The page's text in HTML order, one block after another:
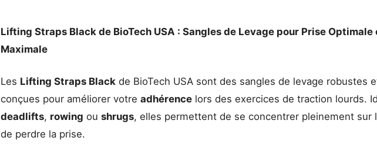
Lifting Straps Black de BioTech USA : Sanglеs de Levage pour Prise
Maximale
Les Lifting Straps Black de BioTech USA sont des sangles de levage robustes
conçues pour améliorer votre adhérence lors des exercices de traction lourds.
deadlifts, rowing ou shrugs, elles permettent de se concentrer pleinement sur
de perdre la prise.